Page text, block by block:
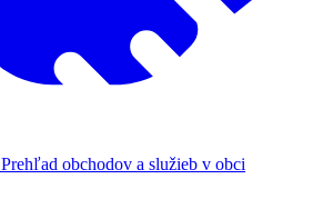
Prehľad obchodov a služieb v obci